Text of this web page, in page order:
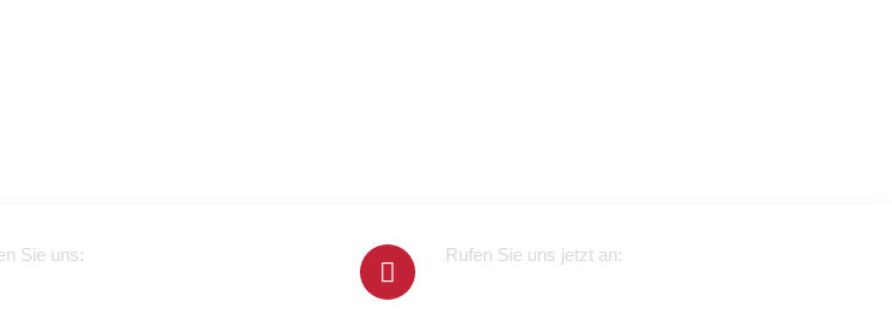
Sie uns:
Rufen Sie uns jetzt an: